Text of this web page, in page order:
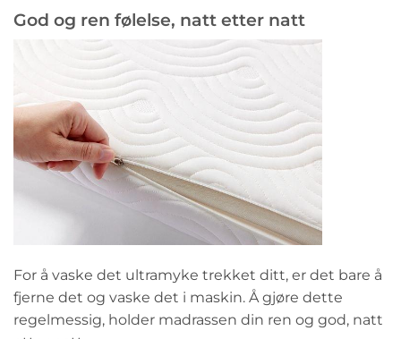
God og ren følelse, natt etter natt
For å vaske det ultramyke trekket ditt, er det bare å
fjerne det og vaske det i maskin. Å gjøre dette
regelmessig, holder madrassen din ren og god, natt